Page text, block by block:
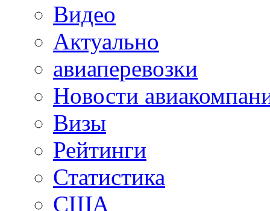
Видео
Актуально
авиаперевозки
Новости
Визы
Рейтинги
Статистика
США